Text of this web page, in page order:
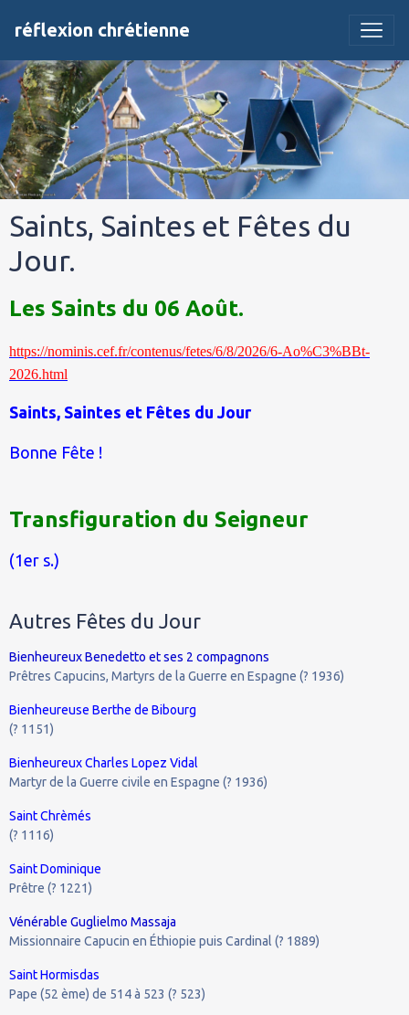
réflexion chrétienne
Saints, Saintes et Fêtes du
Jour.
Les Saints du 06 Août.
https://nominis.cef.fr/contenus/fetes/6/8/2026/6-Ao%C3%BBt-
2026.html
Saints, Saintes et Fêtes du Jour
Bonne Fête !
Transfiguration du Seigneur
(1er s.)
Autres Fêtes du Jour
Bienheureux Benedetto et ses 2 compagnons
Prêtres Capucins, Martyrs de la Guerre en Espagne (? 1936)
Bienheureuse Berthe de Bibourg
(? 1151)
Bienheureux Charles Lopez Vidal
Martyr de la Guerre civile en Espagne (? 1936)
Saint Chrèmés
(? 1116)
Saint Dominique
Prêtre (? 1221)
Vénérable Guglielmo Massaja
Missionnaire Capucin en Éthiopie puis Cardinal (? 1889)
Saint Hormisdas
Pape (52 ème) de 514 à 523 (? 523)